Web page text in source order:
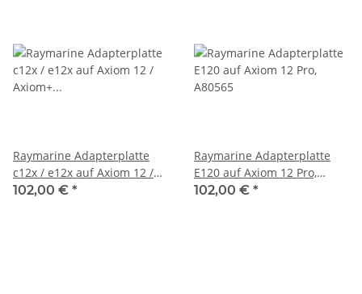
Raymarine Adapterplatte
c12x / e12x auf Axiom 12 /
Axiom+ 12 A80528
102,00 € *
Raymarine Adapterplatte
E120 auf Axiom 12 Pro,
A80565
102,00 € *